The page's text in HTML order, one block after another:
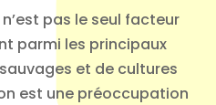
pas le seul facteur
parmi les principaux
et de cultures
est une préoccupation